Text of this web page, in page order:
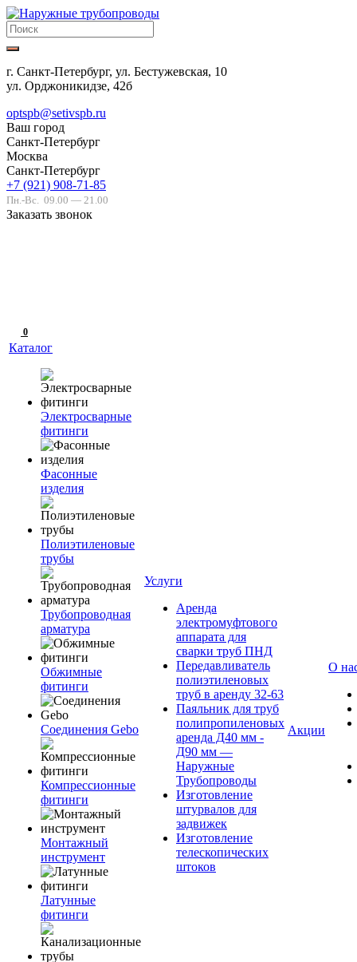
г. Санкт-Петербург, ул. Бестужевская, 10
ул. Орджоникидзе, 42б
optspb@setivspb.ru
Ваш город
Санкт-Петербург
Москва
Санкт-Петербург
+7 (921) 908-71-85
Пн.-Вс. 09.00 — 21.00
Заказать звонок
0
Каталог
Электросварные
фитинги
Фасонные
изделия
Полиэтиленовые
трубы
Трубопроводная
арматура
Обжимные
фитинги
Соединения Gebo
Компрессионные
фитинги
Монтажный
инструмент
Латунные
фитинги
Услуги
Аренда
электромуфтового
аппарата для
сварки труб ПНД
Передавливатель
полиэтиленовых
труб в аренду 32-63
Паяльник для труб
полипропиленовых
аренда Д40 мм -
Д90 мм —
Наружные
Трубопроводы
Изготовление
штурвалов для
задвижек
Изготовление
телескопических
штоков
Акции
О